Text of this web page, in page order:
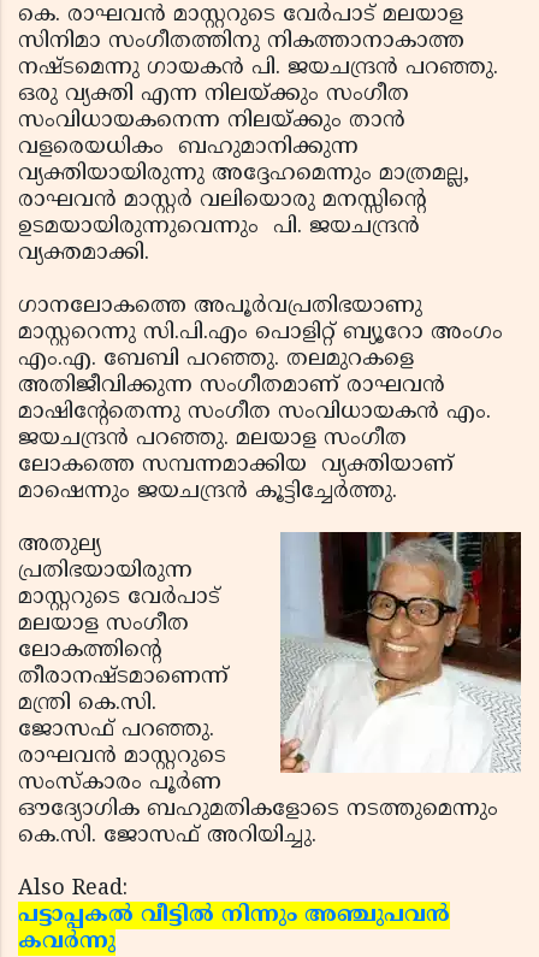
കെ. രാഘവന്‍ മാസ്റ്ററുടെ വേര്‍പാട് മലയാള
സിനിമാ സംഗീതത്തിനു നികത്താനാകാത്ത
നഷ്ടമെന്നു ഗായകന്‍ പി. ജയചന്ദ്രന്‍ പറഞ്ഞു.
ഒരു വ്യക്തി എന്ന നിലയ്ക്കും സംഗീത
സംവിധായകനെന്ന നിലയ്ക്കും താന്‍
വളരെയധികം ബഹുമാനിക്കുന്ന
വ്യക്തിയായിരുന്നു അദ്ദേഹമെന്നും മാത്രമല്ല,
രാഘവന്‍ മാസ്റ്റര്‍ വലിയൊരു മനസ്സിന്റെ
ഉടമയായിരുന്നുവെന്നും പി. ജയചന്ദ്രന്‍
വ്യക്തമാക്കി.
ഗാനലോകത്തെ അപൂര്‍വപ്രതിഭയാണു
മാസ്റ്ററെന്നു സി.പി.എം പൊളിറ്റ് ബ്യൂറോ അംഗം
എം.എ. ബേബി പറഞ്ഞു. തലമുറകളെ
അതിജീവിക്കുന്ന സംഗീതമാണ് രാഘവന്‍
മാഷിന്റേതെന്നു സംഗീത സംവിധായകന്‍ എം.
ജയചന്ദ്രന്‍ പറഞ്ഞു. മലയാള സംഗീത
ലോകത്തെ സമ്പന്നമാക്കിയ വ്യക്തിയാണ്
മാഷെന്നും ജയചന്ദ്രന്‍ കൂട്ടിച്ചേര്‍ത്തു.
അതുല്യ
പ്രതിഭയായിരുന്ന
മാസ്റ്ററുടെ വേര്‍പാട്
മലയാള സംഗീത
ലോകത്തിന്റെ
തീരാനഷ്ടമാണെന്ന്
മന്ത്രി കെ.സി.
ജോസഫ് പറഞ്ഞു.
രാഘവന്‍ മാസ്റ്ററുടെ
സംസ്‌കാരം പൂര്‍ണ
ഔദ്യോഗിക ബഹുമതികളോടെ നടത്തുമെന്നും
കെ.സി. ജോസഫ് അറിയിച്ചു.
Also Read:
പട്ടാപ്പകല്‍ വീട്ടില്‍ നിന്നും അഞ്ചുപവന്‍
കവര്‍ന്നു